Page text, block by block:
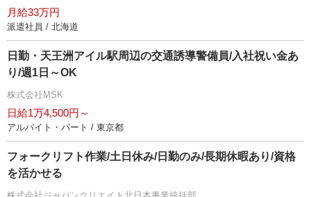
月給33万円
派遣社員 / 北海道
日勤・天王洲アイル駅周辺の交通誘導警備員/入社祝い金あ
り/週1日～OK
株式会社MSK
日給1万4,500円～
アルバイト・パート / 東京都
フォークリフト作業/土日休み/日勤のみ/長期休暇あり/資格
を活かせる